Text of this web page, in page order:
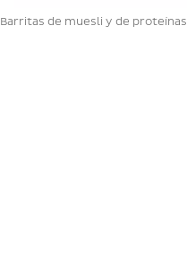
Barritas de muesli y de proteínas